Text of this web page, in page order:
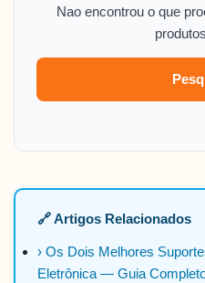
Nao encontrou o que
🔗 Artigos Relacionados
› Os Dois Melhores
Eletrônica — Guia